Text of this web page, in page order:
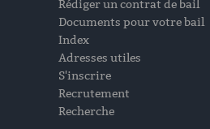
Rédiger un contrat de bail
Documents pour votre bail
Index
Adresses utiles
S'inscrire
Recrutement
Recherche